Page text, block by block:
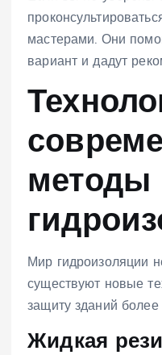
мастерами. Они
вариант и дадут
методы
Мир гидроизоляции
существуют новые
защиту зданий
Жидкая